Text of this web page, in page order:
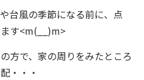
台風の季節になる前に、点
す<m(__)m>
方で、家の周りをみたところ
・・・